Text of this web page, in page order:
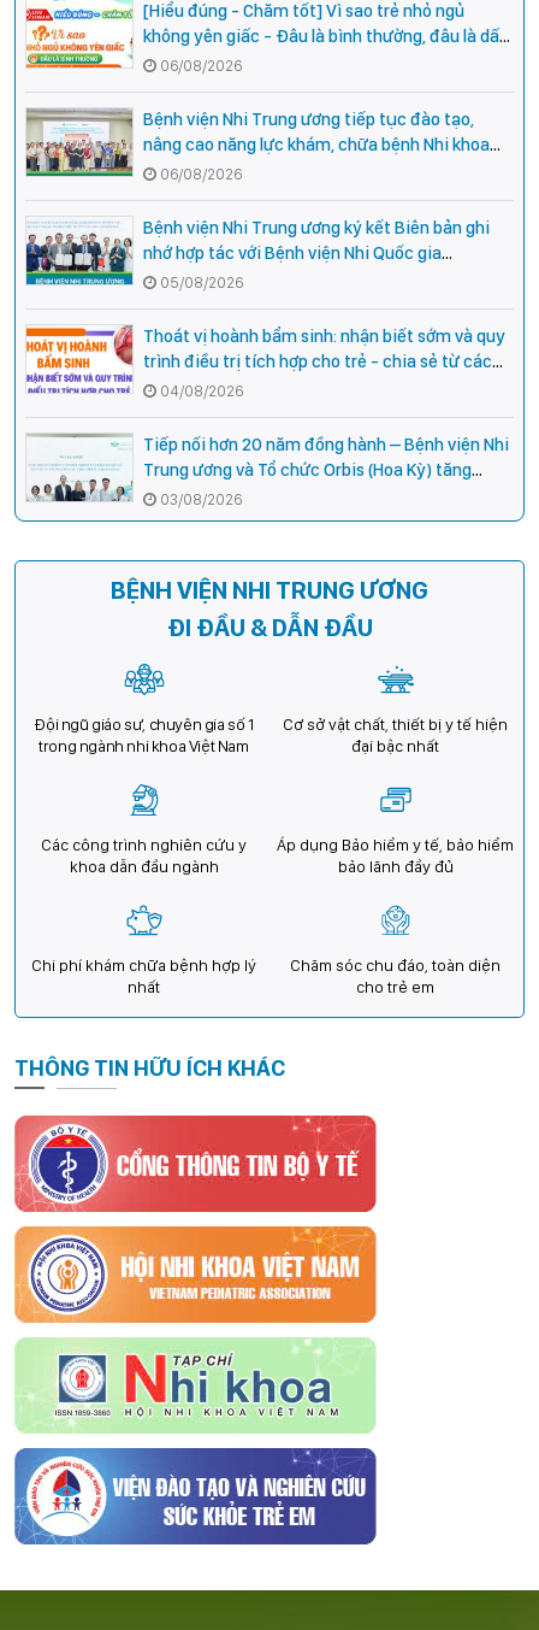
[Hiểu đúng - Chăm tốt] Vì sao trẻ nhỏ ngủ
không yên giấc - Đâu là bình thường, đâu là dấu
hiệu cần đi khám ngay?
06/08/2026
Bệnh viện Nhi Trung ương tiếp tục đào tạo,
nâng cao năng lực khám, chữa bệnh Nhi khoa
cho cán bộ y tế tại các tỉnh miền núi phía Bắc
06/08/2026
Bệnh viện Nhi Trung ương ký kết Biên bản ghi
nhớ hợp tác với Bệnh viện Nhi Quốc gia
Campuchia
05/08/2026
Thoát vị hoành bẩm sinh: nhận biết sớm và quy
trình điều trị tích hợp cho trẻ - chia sẻ từ các
chuyên gia hàng đầu của Bệnh Viện Nhi Trung
04/08/2026
Tiếp nối hơn 20 năm đồng hành – Bệnh viện Nhi
Trung ương và Tổ chức Orbis (Hoa Kỳ) tăng
cường hợp tác, mở rộng cơ hội bảo vệ thị lực
cho trẻ em Việt Nam
03/08/2026
BỆNH VIỆN NHI TRUNG ƯƠNG
ĐI ĐẦU & DẪN ĐẦU
Đội ngũ giáo sư, chuyên gia số 1
trong ngành nhi khoa Việt Nam
Cơ sở vật chất, thiết bị y tế hiện
đại bậc nhất
Các công trình nghiên cứu y
khoa dẫn đầu ngành
Áp dụng Bảo hiểm y tế, bảo hiểm
bảo lãnh đầy đủ
Chi phí khám chữa bệnh hợp lý
nhất
Chăm sóc chu đáo, toàn diện
cho trẻ em
THÔNG TIN HỮU ÍCH KHÁC